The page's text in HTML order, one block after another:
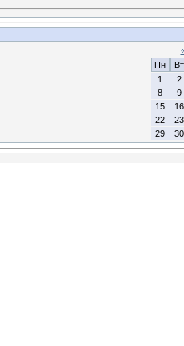
Пн
Вт
1
2
8
9
15
16
22
23
29
30